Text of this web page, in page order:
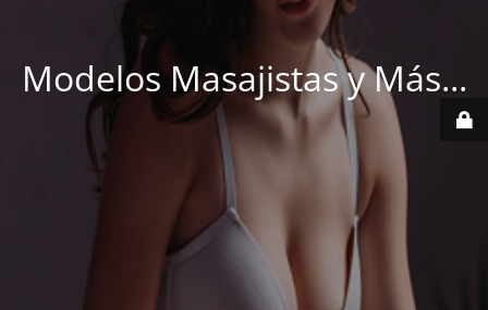
Modelos Masajistas y Más...